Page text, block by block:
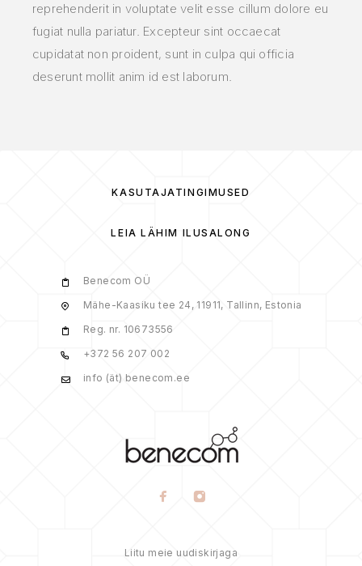
reprehenderit in voluptate velit esse cillum dolore eu
fugiat nulla pariatur. Excepteur sint occaecat
cupidatat non proident, sunt in culpa qui officia
deserunt mollit anim id est laborum.
KASUTAJATINGIMUSED
LEIA LÄHIM ILUSALONG
Benecom OÜ
Mähe-Kaasiku tee 24, 11911, Tallinn, Estonia
Reg. nr. 10673556
+372 56 207 002
info (ät) benecom.ee
Liitu meie uudiskirjaga